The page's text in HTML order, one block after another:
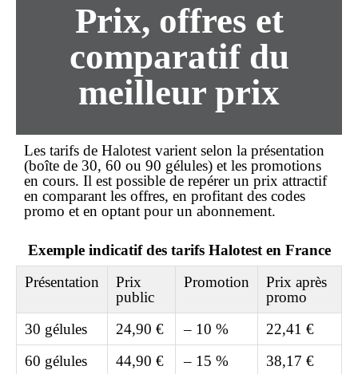
Prix, offres et
comparatif du
meilleur prix
Les tarifs de Halotest varient selon la présentation
(boîte de 30, 60 ou 90 gélules) et les promotions
en cours. Il est possible de repérer un prix attractif
en comparant les offres, en profitant des codes
promo et en optant pour un abonnement.
Exemple indicatif des tarifs Halotest en France
Présentation
Prix
public
Promotion
Prix après
promo
30 gélules
24,90 € – 10 %
22,41 €
60 gélules
44,90 € – 15 % 38,17 €